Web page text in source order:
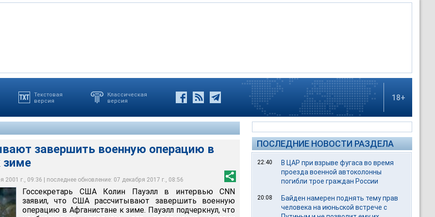
Текстовая
версия
Классическая
версия
18+
завершить военную операцию в
зиме
2001 г., 09:36 | последнее обновление: 07 декабря 2017 г., 08:56
Пауэлл в интервью СNN заявил, что США рассчитывают
в Афганистане к зиме
необходимым условием для завершения миссии является
на то, что Северный альянс предпримет наступление на
действий в период священного для мусульман месяца
военными, а не дипломатическими соображениями
США считают, что антитеррористическая операция может
Дик Чейни заявил, что война, начатая седьмого
бесконечной
Госсекретарь США Колин Пауэлл в интервью СNN
заявил, что США рассчитывают завершить военную
операцию в Афганистане к зиме. Пауэлл подчеркнул, что
ПОСЛЕДНИЕ НОВОСТИ РАЗДЕЛА
22:40
В ЦАР при взрыве фугаса во время
проезда военной автоколонны
погибли трое граждан России
20:08
Байден намерен поднять тему прав
человека на июньской встрече с